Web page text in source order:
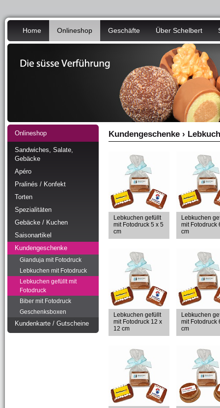
Home Onlineshop Geschäfte Über Schelbert
Onlineshop
Sandwiches, Salate,
Gebäcke
Apéro
Pralinés / Konfekt
Torten
Spezialitäten
Gebäcke / Kuchen
Saisonartikel
Kundengeschenke
Gianduja mit Fotodruck
Lebkuchen mit Fotodruck
Lebkuchen gefüllt mit
Fotodruck
Biber mit Fotodruck
Geschenksboxen
Kundenkarte / Gutscheine
Kundengeschenke ›
Lebkuchen gefüllt
mit Fotodruck 5 x 5
cm
Lebkuchen
mit Fotodruck
cm
Lebkuchen gefüllt
mit Fotodruck 12 x
12 cm
Lebkuchen
mit Fotodruck
cm